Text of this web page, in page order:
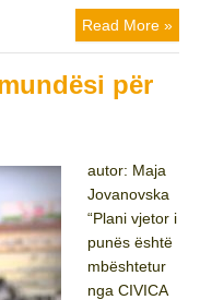
Read More »
për
autor: Maja
Jovanovska
“Plani vjetor i
punës është
mbështetur
nga CIVICA